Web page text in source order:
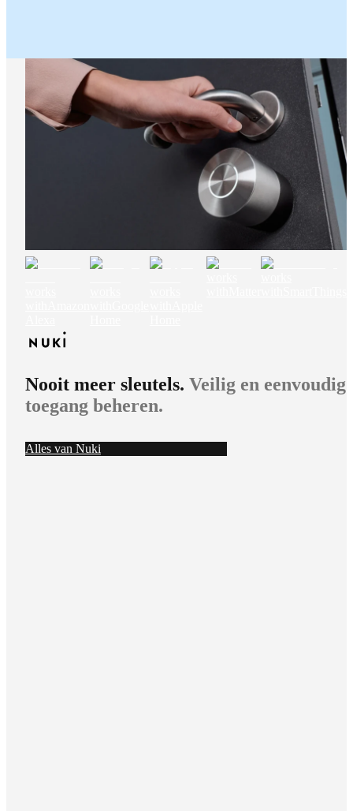
Nooit meer sleutels. Veilig en eenvoudig
toegang beheren.
Alles van Nuki